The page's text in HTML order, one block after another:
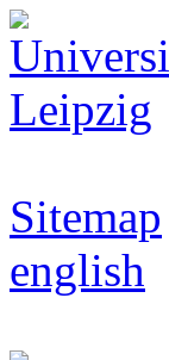
Sitemap
english